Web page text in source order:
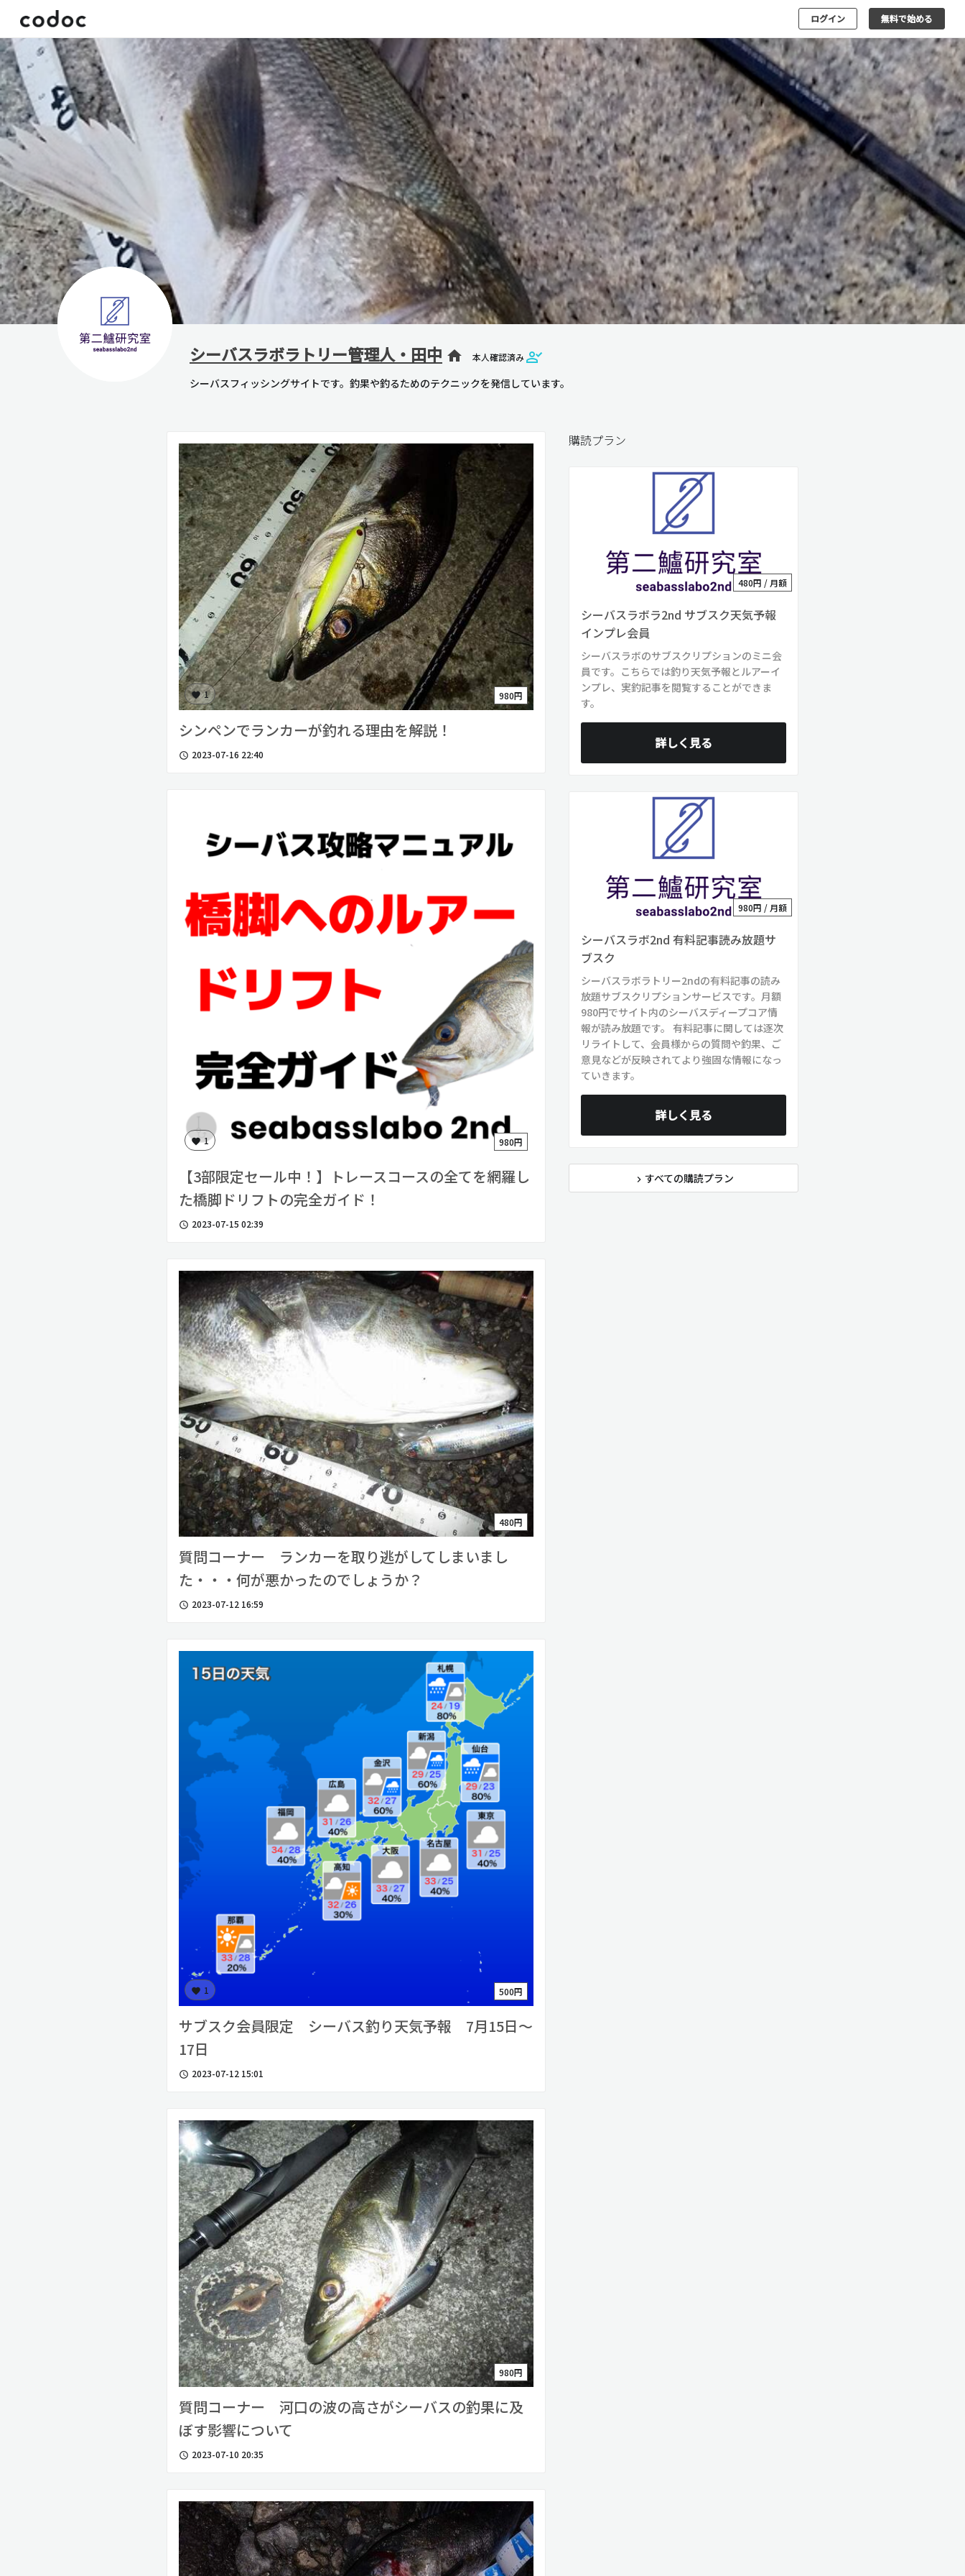
ログイン 無料で始める
シーバスラボラトリー管理人・田中 home 本人確認済み
シーバスフィッシングサイトです。釣果や釣るためのテクニックを発信しています。
favorite 1 980円
シンペンでランカーが釣れる理由を解説！
access_time 2023-07-16 22:40
favorite 1 980円
【3部限定セール中！】トレースコースの全てを網羅し
た橋脚ドリフトの完全ガイド！
access_time 2023-07-15 02:39
480円
質問コーナー ランカーを取り逃がしてしまいまし
た・・・何が悪かったのでしょうか？
access_time 2023-07-12 16:59
favorite 1 500円
サブスク会員限定 シーバス釣り天気予報 7月15日〜
17日
access_time 2023-07-12 15:01
980円
質問コーナー 河口の波の高さがシーバスの釣果に及
ぼす影響について
access_time 2023-07-10 20:35
購読プラン
480円 / 月額
シーバスラボラ2nd サブスク天気予報
インプレ会員
シーバスラボのサブスクリプションのミニ会
員です。こちらでは釣り天気予報とルアーイ
ンプレ、実釣記事を閲覧することができま
す。
詳しく見る
980円 / 月額
シーバスラボ2nd 有料記事読み放題サ
ブスク
シーバスラボラトリー2ndの有料記事の読み
放題サブスクリプションサービスです。月額
980円でサイト内のシーバスディープコア情
報が読み放題です。 有料記事に関しては逐次
リライトして、会員様からの質問や釣果、ご
意見などが反映されてより強固な情報になっ
ていきます。
詳しく見る
navigate_next すべての購読プラン